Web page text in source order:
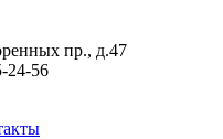
пр., д.47
24-56